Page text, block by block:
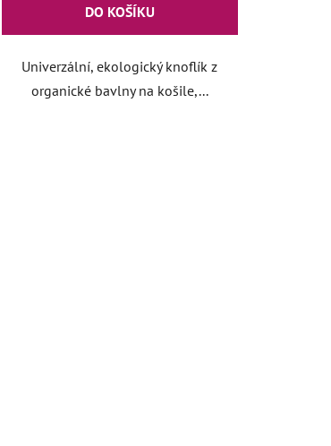
DO KOŠÍKU
Univerzální, ekologický knoflík z
organické bavlny na košile,...